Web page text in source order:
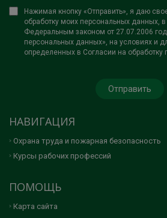
Нажимая кнопку «Отправить», я даю
обработку моих персональных данных, в
Федеральным законом от 27.07.2006
персональных данных», на условиях и
определенных в Согласии на
НАВИГАЦИЯ
Охрана труда и пожарная безопасность
Курсы рабочих профессий
ПОМОЩЬ
Карта сайта